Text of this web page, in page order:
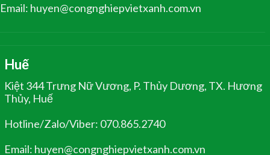
Email: huyen@congnghiepvietxanh.com.vn
Huế
Kiệt 344 Trưng Nữ Vương, P. Thủy Dương, TX. Hương
Thủy, Huế
Hotline/Zalo/Viber: 070.865.2740
Email: huyen@congnghiepvietxanh.com.vn